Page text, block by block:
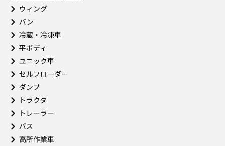
ウィング
バン
冷蔵・冷凍車
平ボディ
ユニック車
セルフローダー
ダンプ
トラクタ
トレーラー
バス
高所作業車